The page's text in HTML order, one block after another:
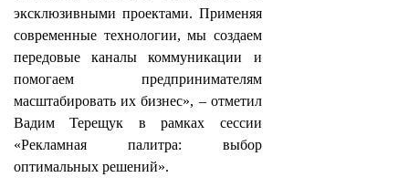
эксклюзивными проектами. Применяя
современные технологии, мы создаем
передовые каналы коммуникации и
помогаем предпринимателям
масштабировать их бизнес», – отметил
Вадим Терещук в рамках сессии
«Рекламная палитра: выбор
оптимальных решений».